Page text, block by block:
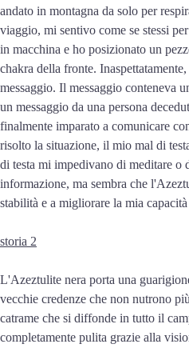
andato in montagna da solo per
viaggio, mi sentivo come se stessi
in macchina e ho posizionato un
chakra della fronte.
messaggio. Il messaggio conteneva
un messaggio da una persona
finalmente imparato a comunicare
risolto la situazione, il mio mal di
di testa mi impedivano di meditare o
informazione, ma sembra che
stabilità e a migliorare la mia
storia 2
L'Azeztulite nera porta una
vecchie credenze che non nutrono
catrame che si diffonde in tutto il
completamente pulita grazie alla